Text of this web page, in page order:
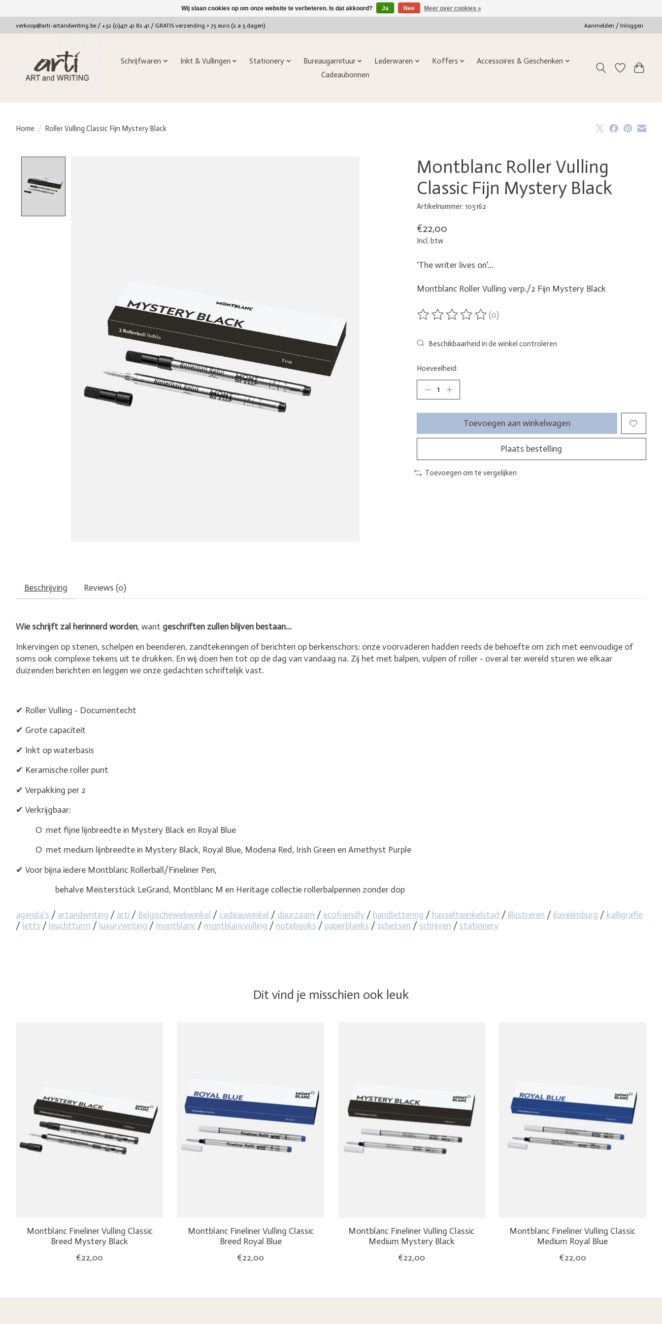
verkoop@arti-artandwriting.be/ +32 (0)471 41 82 41 / GRATIS verzending > 75 euro (2 a 5 dagen) Aanmelden / Inloggen
Schrijfwaren Inkt & Vullingen Stationery Bureaugarnituur Lederwaren Koffers
Accessoires & Geschenken
Cadeaubonnen
Home / Roller Vulling Classic Fijn Mystery Black
Montblanc Roller Vulling
Classic Fijn Mystery Black
Artikelnummer: 105162
€22,00
Incl. btw
'The writer lives on'...
Montblanc Roller Vulling verp./2 Fijn Mystery Black
De beoordeling van dit product is
(0)
Beschikbaarheid in de winkel controleren
Hoeveelheid:
Toevoegen aan winkelwagen
Plaats bestelling
Toevoegen om te vergelijken
Beschrijving Reviews (0)
Wie schrijft zal herinnerd worden, want geschriften zullen blijven bestaan...
Inkervingen op stenen, schelpen en beenderen, zandtekeningen of berichten op berkenschors: onze voorvaderen hadden reeds de behoefte om zich met eenvoudige of
soms ook complexe tekens uit te drukken. En wij doen hen tot op de dag van vandaag na. Zij het met balpen, vulpen of roller - overal ter wereld sturen we elkaar
duizenden berichten en leggen we onze gedachten schriftelijk vast.
✔ Roller Vulling - Documentecht
✔ Grote capaciteit
✔ Inkt op waterbasis
✔ Keramische roller punt
✔ Verpakking per 2
✔ Verkrijgbaar:
O met fijne lijnbreedte in Mystery Black en Royal Blue
O met medium lijnbreedte in Mystery Black, Royal Blue, Modena Red, Irish Green en Amethyst Purple
✔ Voor bijna iedere Montblanc Rollerball/Fineliner Pen,
behalve Meisterstück LeGrand, Montblanc M en Heritage collectie rollerbalpennen zonder dop
agenda's / artandwriting / arti / Belgischewebwinkel / cadeauwinkel / duurzaam / ecofriendly / handlettering / hasseltwinkelstad / illustreren / ilovelimburg / kalligrafie
/ letts / leuchtturm / luxurywriting / montblanc / montblancvulling / notebooks / paperblanks / schetsen / schrijven / stationery
Dit vind je misschien ook leuk
Montblanc Fineliner Vulling Classic
Breed Mystery Black
€22,00
Montblanc Fineliner Vulling Classic
Breed Royal Blue
€22,00
Montblanc Fineliner Vulling Classic
Medium Mystery Black
€22,00
Montblanc Fineliner Vulling Classic
Medium Royal Blue
€22,00
Wij slaan cookies op om onze website te verbeteren. Is dat akkoord? Ja Nee Meer over cookies »